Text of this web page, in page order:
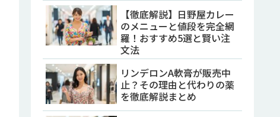
【徹底解説】日野屋カレー
のメニューと値段を完全網
羅！おすすめ5選と賢い注
文法
リンデロンA軟膏が販売中
止？その理由と代わりの薬
を徹底解説まとめ